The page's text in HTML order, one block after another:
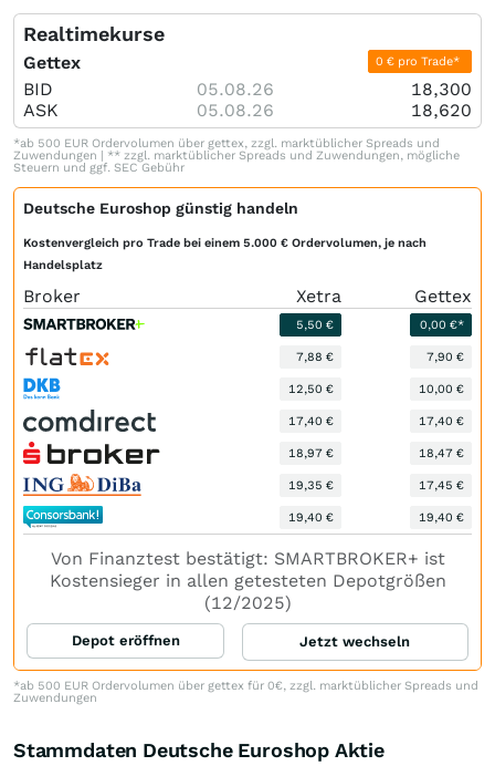
Realtimekurse
Gettex 0 € pro Trade*
BID 05.08.26
18,300
ASK
05.08.26 18,620
*ab 500 EUR Ordervolumen über gettex, zzgl. marktüblicher Spreads und
Zuwendungen | ** zzgl. marktüblicher Spreads und Zuwendungen, mögliche
Steuern und ggf. SEC Gebühr
Deutsche Euroshop günstig handeln
Kostenvergleich pro Trade bei einem 5.000 € Ordervolumen, je nach
Handelsplatz
Broker Xetra Gettex
5,50 € 0,00 €*
7,88 € 7,90 €
12,50 € 10,00 €
17,40 € 17,40 €
18,97 € 18,47 €
19,35 € 17,45 €
19,40 € 19,40 €
Von Finanztest bestätigt: SMARTBROKER+ ist
Kostensieger in allen getesteten Depotgrößen
(12/2025)
Depot eröffnen Jetzt wechseln
*ab 500 EUR Ordervolumen über gettex für 0€, zzgl. marktüblicher Spreads und
Zuwendungen
Stammdaten Deutsche Euroshop Aktie